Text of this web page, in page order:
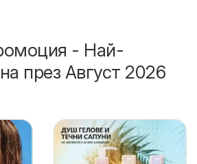
- Най-
през Август 2026